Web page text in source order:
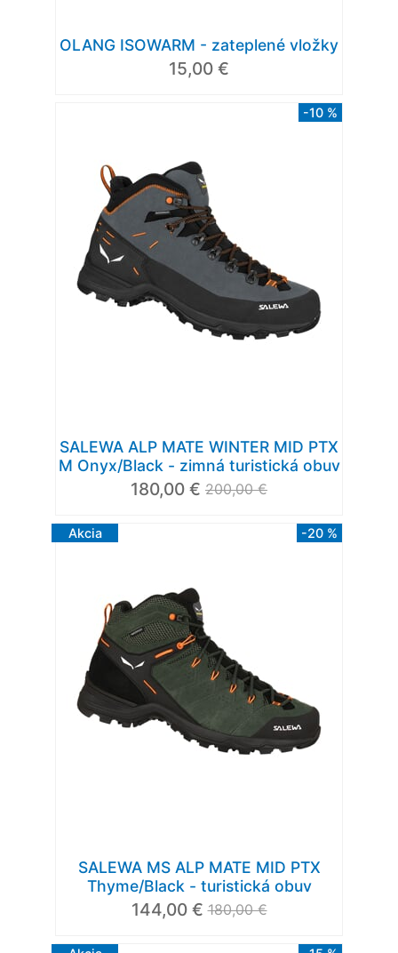
OLANG ISOWARM - zateplené vložky
15,00 €
-10 %
SALEWA ALP MATE WINTER MID PTX
M Onyx/Black - zimná turistická obuv
180,00 € 200,00 €
Akcia -20 %
SALEWA MS ALP MATE MID PTX
Thyme/Black - turistická obuv
144,00 € 180,00 €